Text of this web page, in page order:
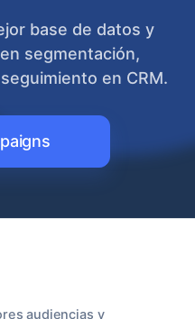
base de datos y
segmentación,
en CRM.
audiencias y